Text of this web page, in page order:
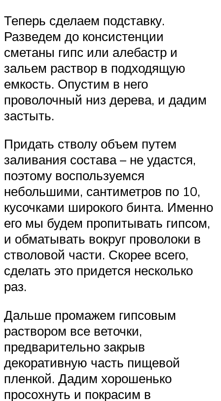
Теперь сделаем подставку.
Разведем до консистенции
сметаны гипс или алебастр и
зальем раствор в подходящую
емкость. Опустим в него
проволочный низ дерева, и дадим
застыть.
Придать стволу объем путем
заливания состава – не удастся,
поэтому воспользуемся
небольшими, сантиметров по 10,
кусочками широкого бинта. Именно
его мы будем пропитывать гипсом,
и обматывать вокруг проволоки в
стволовой части. Скорее всего,
сделать это придется несколько
раз.
Дальше промажем гипсовым
раствором все веточки,
предварительно закрыв
декоративную часть пищевой
пленкой. Дадим хорошенько
просохнуть и покрасим в